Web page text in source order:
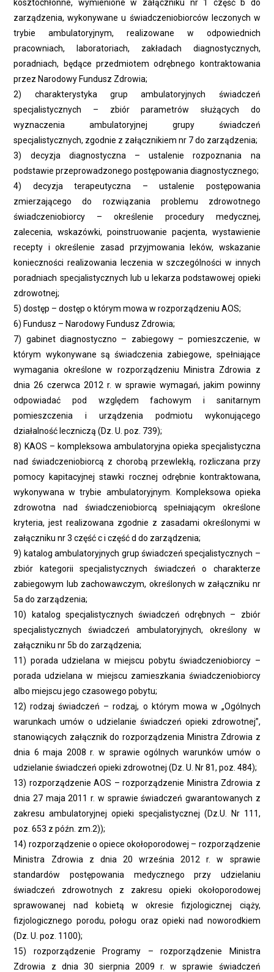
kosztochłonne, wymienione w załączniku nr 1 część b do
zarządzenia, wykonywane u świadczeniobiorców leczonych w
trybie ambulatoryjnym, realizowane w odpowiednich
pracowniach, laboratoriach, zakładach diagnostycznych,
poradniach, będące przedmiotem odrębnego kontraktowania
przez Narodowy Fundusz Zdrowia;
2) charakterystyka grup ambulatoryjnych świadczeń
specjalistycznych – zbiór parametrów służących do
wyznaczenia ambulatoryjnej grupy świadczeń
specjalistycznych, zgodnie z załącznikiem nr 7 do zarządzenia;
3) decyzja diagnostyczna – ustalenie rozpoznania na
podstawie przeprowadzonego postępowania diagnostycznego;
4) decyzja terapeutyczna – ustalenie postępowania
zmierzającego do rozwiązania problemu zdrowotnego
świadczeniobiorcy – określenie procedury medycznej,
zalecenia, wskazówki, poinstruowanie pacjenta, wystawienie
recepty i określenie zasad przyjmowania leków, wskazanie
konieczności realizowania leczenia w szczególności w innych
poradniach specjalistycznych lub u lekarza podstawowej opieki
zdrowotnej;
5) dostęp – dostęp o którym mowa w rozporządzeniu AOS;
6) Fundusz – Narodowy Fundusz Zdrowia;
7) gabinet diagnostyczno – zabiegowy – pomieszczenie, w
którym wykonywane są świadczenia zabiegowe, spełniające
wymagania określone w rozporządzeniu Ministra Zdrowia z
dnia 26 czerwca 2012 r. w sprawie wymagań, jakim powinny
odpowiadać pod względem fachowym i sanitarnym
pomieszczenia i urządzenia podmiotu wykonującego
działalność leczniczą (Dz. U. poz. 739);
8) KAOS – kompleksowa ambulatoryjna opieka specjalistyczna
nad świadczeniobiorcą z chorobą przewlekłą, rozliczana przy
pomocy kapitacyjnej stawki rocznej odrębnie kontraktowana,
wykonywana w trybie ambulatoryjnym. Kompleksowa opieka
zdrowotna nad świadczeniobiorcą spełniającym określone
kryteria, jest realizowana zgodnie z zasadami określonymi w
załączniku nr 3 część c i część d do zarządzenia;
9) katalog ambulatoryjnych grup świadczeń specjalistycznych –
zbiór kategorii specjalistycznych świadczeń o charakterze
zabiegowym lub zachowawczym, określonych w załączniku nr
5a do zarządzenia;
10) katalog specjalistycznych świadczeń odrębnych – zbiór
specjalistycznych świadczeń ambulatoryjnych, określony w
załączniku nr 5b do zarządzenia;
11) porada udzielana w miejscu pobytu świadczeniobiorcy –
porada udzielana w miejscu zamieszkania świadczeniobiorcy
albo miejscu jego czasowego pobytu;
12) rodzaj świadczeń – rodzaj, o którym mowa w „Ogólnych
warunkach umów o udzielanie świadczeń opieki zdrowotnej”,
stanowiących załącznik do rozporządzenia Ministra Zdrowia z
dnia 6 maja 2008 r. w sprawie ogólnych warunków umów o
udzielanie świadczeń opieki zdrowotnej (Dz. U. Nr 81, poz. 484);
13) rozporządzenie AOS – rozporządzenie Ministra Zdrowia z
dnia 27 maja 2011 r. w sprawie świadczeń gwarantowanych z
zakresu ambulatoryjnej opieki specjalistycznej (Dz.U. Nr 111,
poz. 653 z późn. zm.2));
14) rozporządzenie o opiece okołoporodowej – rozporządzenie
Ministra Zdrowia z dnia 20 września 2012 r. w sprawie
standardów postępowania medycznego przy udzielaniu
świadczeń zdrowotnych z zakresu opieki okołoporodowej
sprawowanej nad kobietą w okresie fizjologicznej ciąży,
fizjologicznego porodu, połogu oraz opieki nad noworodkiem
(Dz. U. poz. 1100);
15) rozporządzenie Programy – rozporządzenie Ministra
Zdrowia z dnia 30 sierpnia 2009 r. w sprawie świadczeń